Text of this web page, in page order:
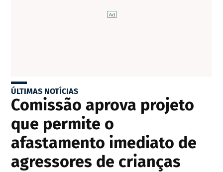
ÚLTIMAS NOTÍCIAS
Comissão aprova projeto
que permite o
afastamento imediato de
agressores de crianças